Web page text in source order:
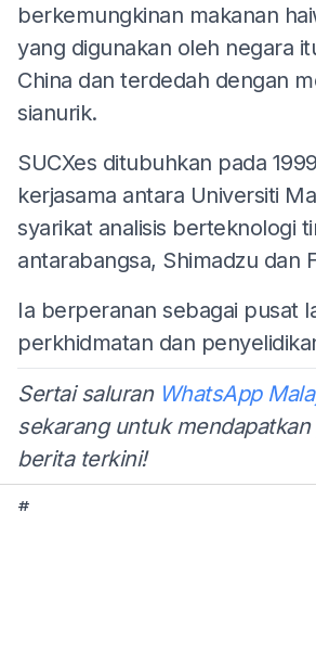
berkemungkinan makanan
yang digunakan oleh negara
China dan terdedah dengan
sianurik.
SUCXes ditubuhkan pada
kerjasama antara Universiti
syarikat analisis berteknologi
antarabangsa, Shimadzu dan
Ia berperanan sebagai pusat
perkhidmatan dan
Sertai saluran WhatsApp
sekarang untuk
berita terkini!
#